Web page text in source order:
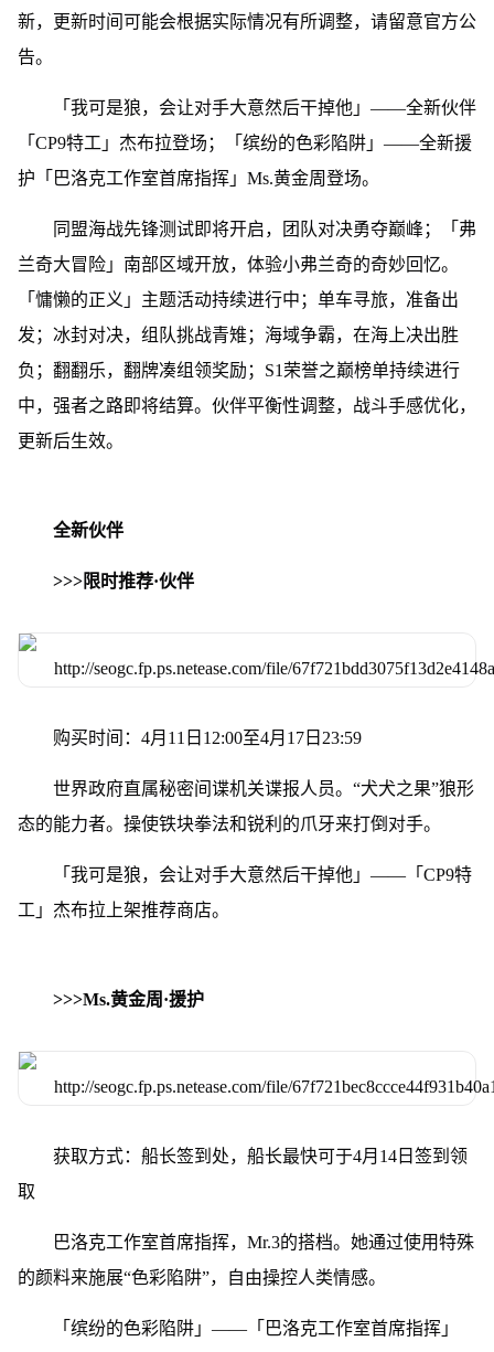
新，更新时间可能会根据实际情况有所调整，请留意官方公
告。
「我可是狼，会让对手大意然后干掉他」——全新伙伴
「CP9特工」杰布拉登场；「缤纷的色彩陷阱」——全新援
护「巴洛克工作室首席指挥」Ms.黄金周登场。
同盟海战先锋测试即将开启，团队对决勇夺巅峰；「弗
兰奇大冒险」南部区域开放，体验小弗兰奇的奇妙回忆。
「慵懒的正义」主题活动持续进行中；单车寻旅，准备出
发；冰封对决，组队挑战青雉；海域争霸，在海上决出胜
负；翻翻乐，翻牌凑组领奖励；S1荣誉之巅榜单持续进行
中，强者之路即将结算。伙伴平衡性调整，战斗手感优化，
更新后生效。
全新伙伴
>>>限时推荐·伙伴
购买时间：4月11日12:00至4月17日23:59
世界政府直属秘密间谍机关谍报人员。“犬犬之果”狼形
态的能力者。操使铁块拳法和锐利的爪牙来打倒对手。
「我可是狼，会让对手大意然后干掉他」——「CP9特
工」杰布拉上架推荐商店。
>>>Ms.黄金周·援护
获取方式：船长签到处，船长最快可于4月14日签到领
取
巴洛克工作室首席指挥，Mr.3的搭档。她通过使用特殊
的颜料来施展“色彩陷阱”，自由操控人类情感。
「缤纷的色彩陷阱」——「巴洛克工作室首席指挥」